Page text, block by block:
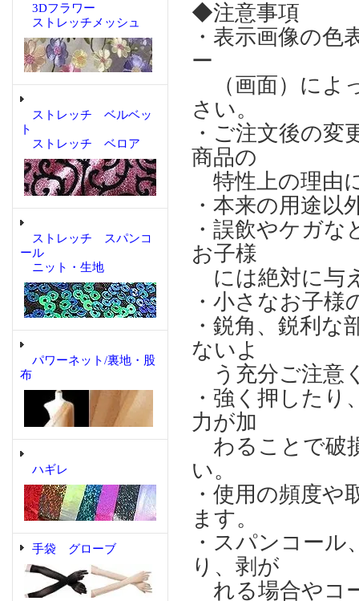
3Dフラワー
ストレッチメッシュ
ストレッチ ベルベッ
ト
ストレッチ ベロア
ストレッチ スパンコ
ール
ニット・生地
パワーネット/裏地・股
布
ハギレ
手袋 グローブ
◆注意事項
・表示画像の
ー
（画面）によ
さい。
・ご注文後の
商品の
特性上の理由
・本来の用途
・誤飲やケガ
お子様
には絶対に与
・小さなお子
・鋭角、鋭利
ないよ
う充分ご注意
・強く押した
力が加
わることで破
い。
・使用の頻度
ます。
・スパンコー
り、剥が
れる場合やコ